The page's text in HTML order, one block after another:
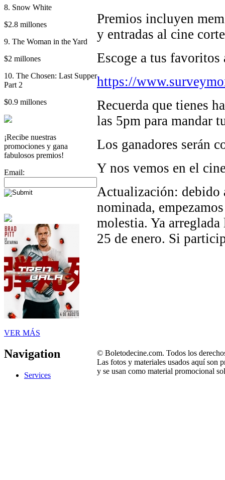
8. Snow White
$2.8 millones
9. The Woman in the Yard
$2 millones
10. The Chosen: Last Supper
Part 2
$0.9 millones
¡Recibe nuestras
promociones y gana
fabulosos premios!
Email:
VER MÁS
Navigation
Services
Premios incluyen
y entradas al cine
Escoge a tus favoritos
https://
Recuerda que tienes
las 5pm para mandar
Los ganadores serán
Y nos vemos en el
Actualización: debido
nominada,
molestia. Ya
25 de enero. Si
© Boletodecine.com. Todos los
Las fotos y materiales usados aquí son
y se usan como material promocional